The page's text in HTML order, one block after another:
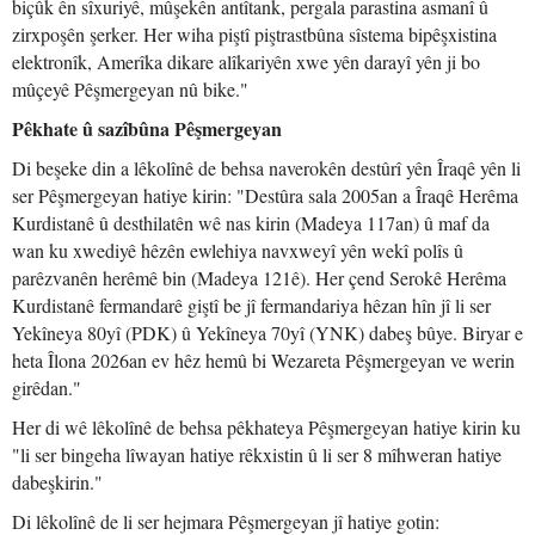
biçûk ên sîxuriyê, mûşekên antîtank, pergala parastina asmanî û
zirxpoşên şerker. Her wiha piştî piştrastbûna sîstema bipêşxistina
elektronîk, Amerîka dikare alîkariyên xwe yên darayî yên ji bo
mûçeyê Pêşmergeyan nû bike."
Pêkhate û sazîbûna Pêşmergeyan
Di beşeke din a lêkolînê de behsa naverokên destûrî yên Îraqê yên li
ser Pêşmergeyan hatiye kirin: "Destûra sala 2005an a Îraqê Herêma
Kurdistanê û desthilatên wê nas kirin (Madeya 117an) û maf da
wan ku xwediyê hêzên ewlehiya navxweyî yên wekî polîs û
parêzvanên herêmê bin (Madeya 121ê). Her çend Serokê Herêma
Kurdistanê fermandarê giştî be jî fermandariya hêzan hîn jî li ser
Yekîneya 80yî (PDK) û Yekîneya 70yî (YNK) dabeş bûye. Biryar e
heta Îlona 2026an ev hêz hemû bi Wezareta Pêşmergeyan ve werin
girêdan."
Her di wê lêkolînê de behsa pêkhateya Pêşmergeyan hatiye kirin ku
"li ser bingeha lîwayan hatiye rêkxistin û li ser 8 mîhweran hatiye
dabeşkirin."
Di lêkolînê de li ser hejmara Pêşmergeyan jî hatiye gotin: